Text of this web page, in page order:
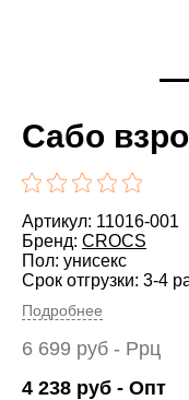
Сабо
Артикул: 11016-001
Бренд: CROCS
Пол: унисекс
Срок отгрузки: 3-4
Подробнее
6 699 руб - Ррц
4 238 руб - Опт